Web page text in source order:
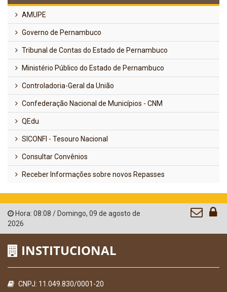
AMUPE
Governo de Pernambuco
Tribunal de Contas do Estado de Pernambuco
Ministério Público do Estado de Pernambuco
Controladoria-Geral da União
Confederação Nacional de Municípios - CNM
QEdu
SICONFI - Tesouro Nacional
Consultar Convênios
Receber Informações sobre novos Repasses
Hora: 08:08 / Domingo, 09 de agosto de
2026
INSTITUCIONAL
CNPJ: 11.049.830/0001-20